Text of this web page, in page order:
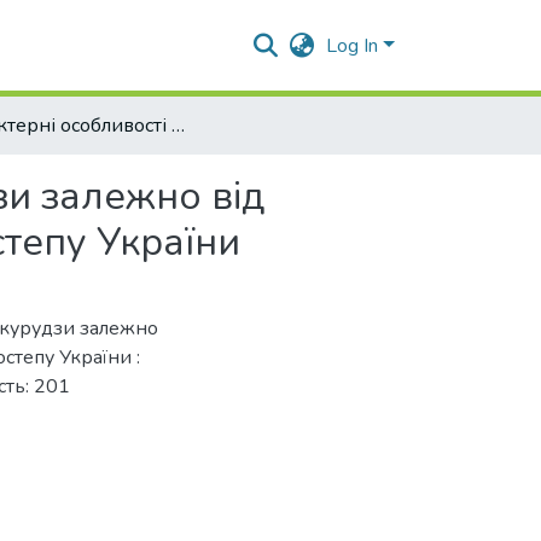
Log In
Характерні особливості росту та розвитку кукурудзи залежно від густоти стояння рослин і удобрення в умовах Лісостепу України
залежно від
України
залежно
України :
201